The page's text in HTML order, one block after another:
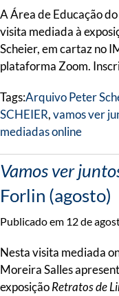
A Área de Educação
visita mediada à
Scheier, em cartaz no
plataforma Zoom.
Tags:Arquivo Peter
SCHEIER,vamos ver
mediadas online
Vamos ver
Forlin (agosto)
Publicado em 12 de
Nesta visita mediada
Moreira Salles
exposiçãoRetratos de